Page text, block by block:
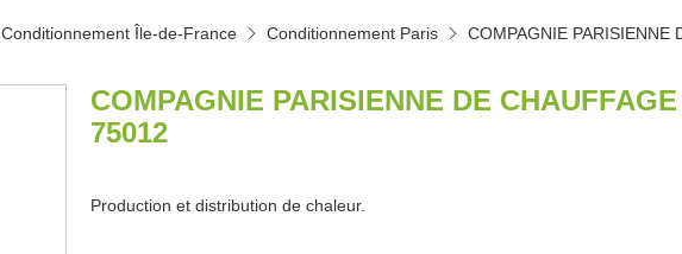
Conditionnement Île-de-France Conditionnement Paris COMPAGNIE PARISIENNE
COMPAGNIE PARISIENNE DE
75012
Production et distribution de chaleur.